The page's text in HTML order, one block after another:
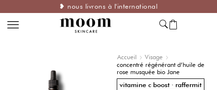
❥ nous livrons à l'international
Accueil
Visage
concentré régénérant d’huile de
rose musquée bio Jane
vitamine c boost · raffermit